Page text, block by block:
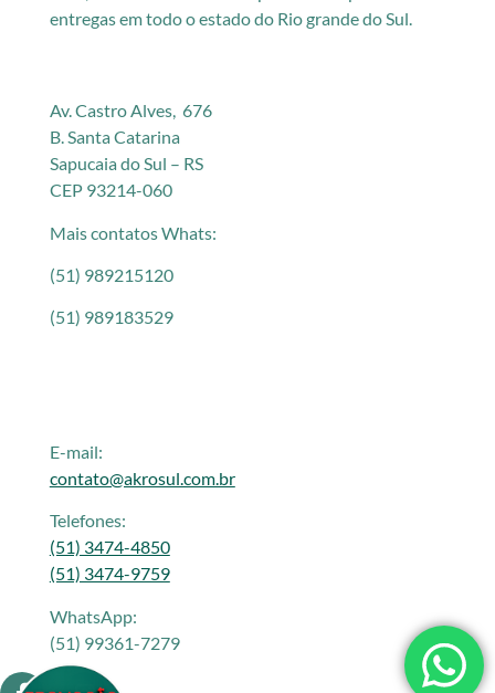
entregas em todo o estado do Rio grande do Sul.
Av. Castro Alves, 676
B. Santa Catarina
Sapucaia do Sul – RS
CEP 93214-060
Mais contatos Whats:
(51) 989215120
(51) 989183529
E-mail:
contato@akrosul.com.br
Telefones:
(51) 3474-4850
(51) 3474-9759
WhatsApp:
(51) 99361-7279